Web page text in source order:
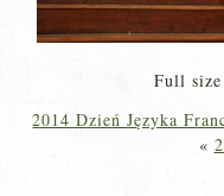
Full
2014 Dzień Języka
«